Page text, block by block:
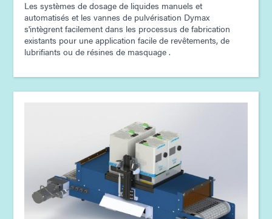
Guide : Équipement de dosage (Asie | FR)
Guide : Assemblage électronique (Asie|FR)
Les systèmes de dosage de liquides manuels et
automatisés et les vannes de pulvérisation Dymax
s'intègrent facilement dans les processus de fabrication
existants pour une application facile de revêtements, de
lubrifiants ou de résines de masquage .